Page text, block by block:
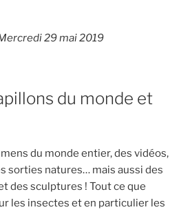
29 mai 2019
du monde et
du monde entier, des vidéos,
sorties natures… mais aussi des
des sculptures ! Tout ce que
les insectes et en particulier les